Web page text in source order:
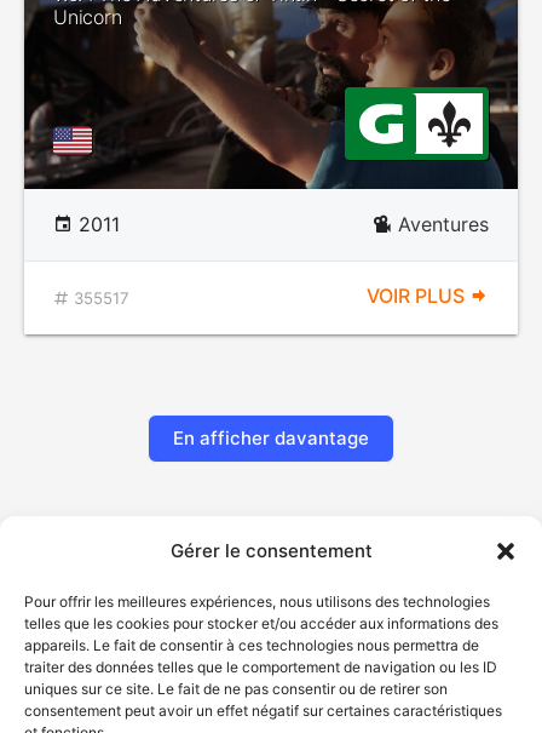
Gérer le consentement
Pour offrir les meilleures expériences, nous utilisons des technologies
telles que les cookies pour stocker et/ou accéder aux informations des
appareils. Le fait de consentir à ces technologies nous permettra de
traiter des données telles que le comportement de navigation ou les ID
uniques sur ce site. Le fait de ne pas consentir ou de retirer son
consentement peut avoir un effet négatif sur certaines caractéristiques
Unicorn
2011 Aventures
355517 VOIR PLUS
En afficher davantage
© Gouvernement du Québec, 2026